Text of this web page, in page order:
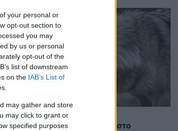
your personal or
opt-out section to
you may
by us or personal
opt-out of the
list of downstream
on the IAB’s List of
may gather and store
may click to grant or
specified purposes
01·04·2026 23:40
Λύκος δάγκωσε γυναίκα στο